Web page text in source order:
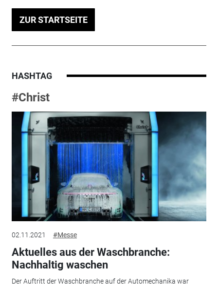
ZUR STARTSEITE
HASHTAG
#Christ
02.11.2021 #Messe
Aktuelles aus der Waschbranche:
Nachhaltig waschen
Der Auftritt der Waschbranche auf der Automechanika war